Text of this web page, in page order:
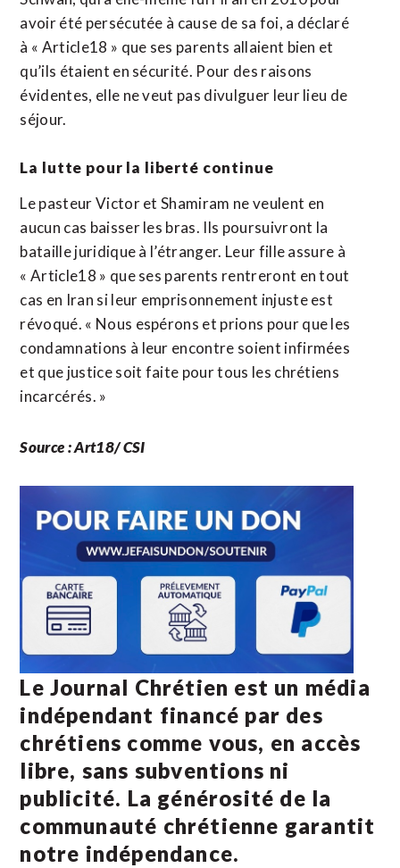
avoir été persécutée à cause de sa foi, a déclaré
à « Article18 » que ses parents allaient bien et
qu’ils étaient en sécurité. Pour des raisons
évidentes, elle ne veut pas divulguer leur lieu de
séjour.
La lutte pour la liberté continue
Le pasteur Victor et Shamiram ne veulent en
aucun cas baisser les bras. Ils poursuivront la
bataille juridique à l’étranger. Leur fille assure à
« Article18 » que ses parents rentreront en tout
cas en Iran si leur emprisonnement injuste est
révoqué. « Nous espérons et prions pour que les
condamnations à leur encontre soient infirmées
et que justice soit faite pour tous les chrétiens
incarcérés. »
Source : Art18/ CSI
Le Journal Chrétien est un média
indépendant financé par des
chrétiens comme vous, en accès
libre, sans subventions ni
publicité. La générosité de la
communauté chrétienne garantit
notre indépendance.